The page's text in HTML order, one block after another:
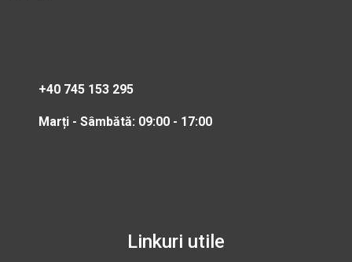
+40 745 153 295
Marți - Sâmbătă: 09:00 - 17:00
Linkuri utile